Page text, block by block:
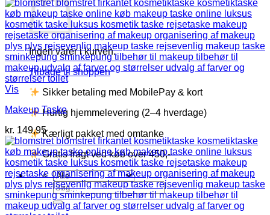
Ingen varer i kurven.
Tilbage til shoppen
Sikker betaling med MobilePay & kort
Hurtig hjemmelevering (2–4 hverdage)
Kærligt pakket med omtanke
Gratis fragt ved køb over 450,-
Søg
efter:
Vis
Makeup Taske
kr. 149,95